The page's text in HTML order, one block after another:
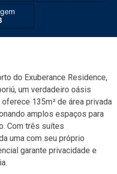
do Exuberance Residence,
um verdadeiro oásis
135m² de área privada
amplos espaços para
Com três suítes
uma com seu próprio
garante privacidade e